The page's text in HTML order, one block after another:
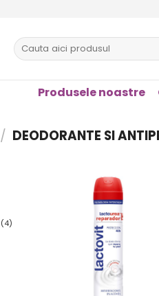
Caută
după:
Produsele noastre
/ DEODORANTE SI
(4)